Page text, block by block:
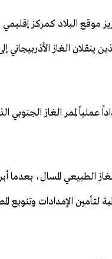
البلاد كمركز إقليمي
ينقلان الغاز الأذربيجاني
عملياً لممر الغاز
الطبيعي المسال، بعدما
الإمدادات وتنويع